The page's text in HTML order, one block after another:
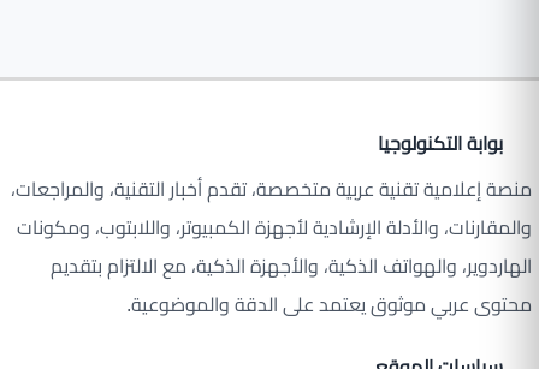
بوابة التكنولوجيا
منصة إعلامية تقنية عربية متخصصة، تقدم أخبار التقنية، والمراجعات،
والمقارنات، والأدلة الإرشادية لأجهزة الكمبيوتر، واللابتوب، ومكونات
الهاردوير، والهواتف الذكية، والأجهزة الذكية، مع الالتزام بتقديم
محتوى عربي موثوق يعتمد على الدقة والموضوعية.